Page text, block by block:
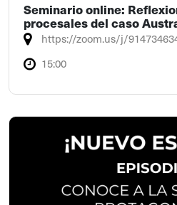
Seminario online:
procesales del caso
https://zoom.us/j/
15:00